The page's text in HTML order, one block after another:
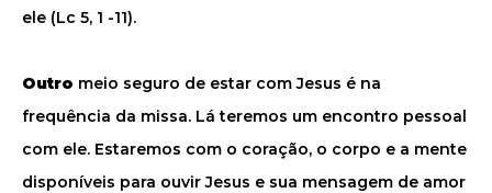
ele (Lc 5, 1 -11).
Outro meio seguro de estar com Jesus é na
frequência da missa. Lá teremos um encontro pessoal
com ele. Estaremos com o coração, o corpo e a mente
disponíveis para ouvir Jesus e sua mensagem de amor